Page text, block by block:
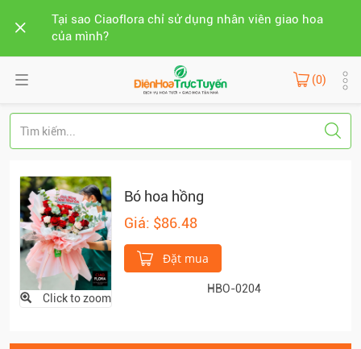
Tại sao Ciaoflora chỉ sử dụng nhân viên giao hoa
của mình?
(0)
Click to zoom
Bó hoa hồng
Giá: $86.48
Đặt mua
HBO-0204